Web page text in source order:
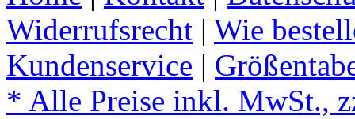
Widerrufsrecht | Wie
Kundenservice |
* Alle Preise inkl. MwSt.,